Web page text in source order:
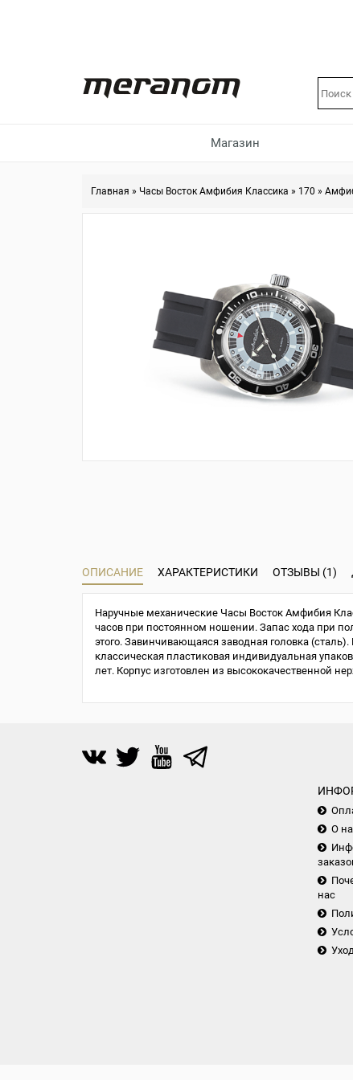
Магазин
Главная » Часы Восток Амфибия Классика » 170 »
ОПИСАНИЕ ХАРАКТЕРИСТИКИ ОТЗЫВЫ (1)
Наручные механические Часы Восток Амфибия
часов при постоянном ношении. Запас хода при
этого. Завинчивающаяся заводная головка
классическая пластиковая индивидуальная
лет. Корпус изготовлен из высококачественной
О
нас